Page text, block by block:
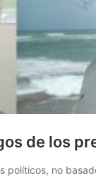
de los
políticos, no